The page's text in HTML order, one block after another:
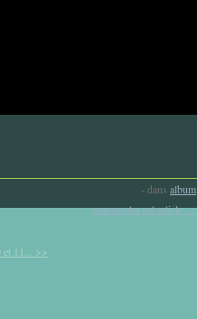
- dans album
commenter cet article…
et 11... >>